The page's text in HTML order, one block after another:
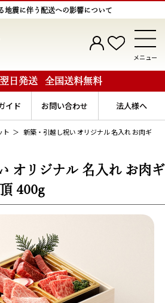
地震に伴う配送への影響について
メニュー
日発送 全国送料無料
イド お問い合わせ 法人様へ
ト
新築・引越し祝い オリジナル 名入れ お肉ギ
オリジナル 名入れ お肉ギ
400g